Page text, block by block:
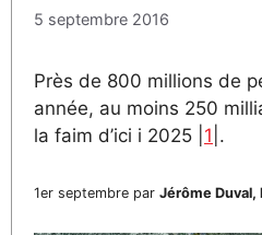
5 septembre 2016
Près de 800 millions de
année, au moins 250
la faim d’ici i 2025 | 1 |.
1er septembre par Jérôme